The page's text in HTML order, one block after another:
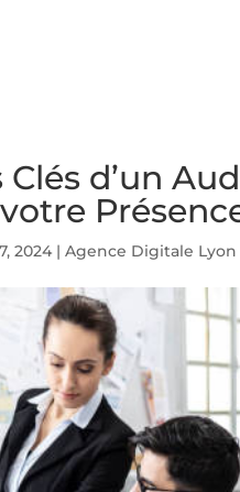
Clés d’un
2024 |Agence Digitale Lyon